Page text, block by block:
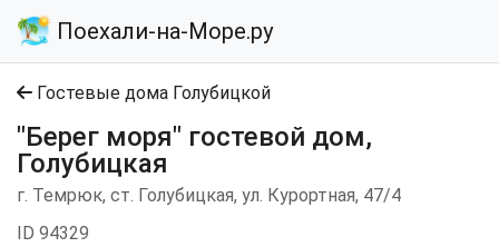
Поехали-на-Море.ру
Гостевые дома Голубицкой
"Берег моря" гостевой дом,
Голубицкая
г. Темрюк, ст. Голубицкая, ул. Курортная, 47/4
ID 94329